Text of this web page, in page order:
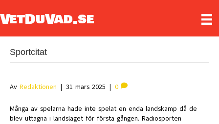
VetDuVad.se
Sportcitat
Av Redaktionen | 31 mars 2025 | 0
Många av spelarna hade inte spelat en enda landskamp då de
blev uttagna i landslaget för första gången. Radiosporten